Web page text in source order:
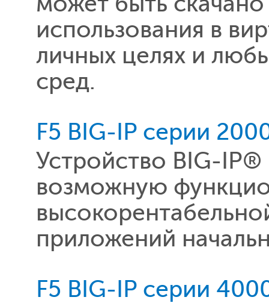
использования в
личных целях и
сред.
F5 BIG-IP серии
Устройство BIG-
возможную
приложений
F5 BIG-IP серии